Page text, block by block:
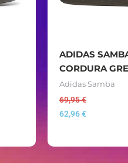
ADIDAS
CORDURA
Adidas Samba
69,95€
62,96€